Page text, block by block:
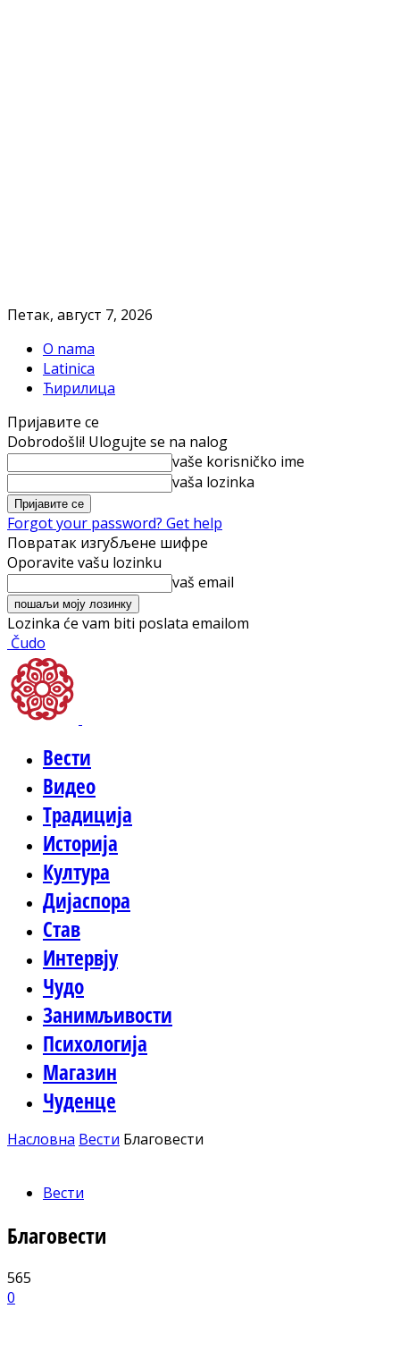
Петак, август 7, 2026
O nama
Latinica
Ћирилица
Пријавите се
Dobrodošli! Ulogujte se na nalog
vaše korisničko ime
vaša lozinka
Forgot your password? Get help
Повратак изгубљене шифре
Oporavite vašu lozinku
vaš email
Lozinka će vam biti poslata emailom
Čudo
Вести
Видео
Традиција
Историја
Култура
Дијаспора
Став
Интервју
Чудо
Занимљивости
Психологија
Магазин
Чуденце
Насловна Вести Благовести
Вести
Благовести
565
0